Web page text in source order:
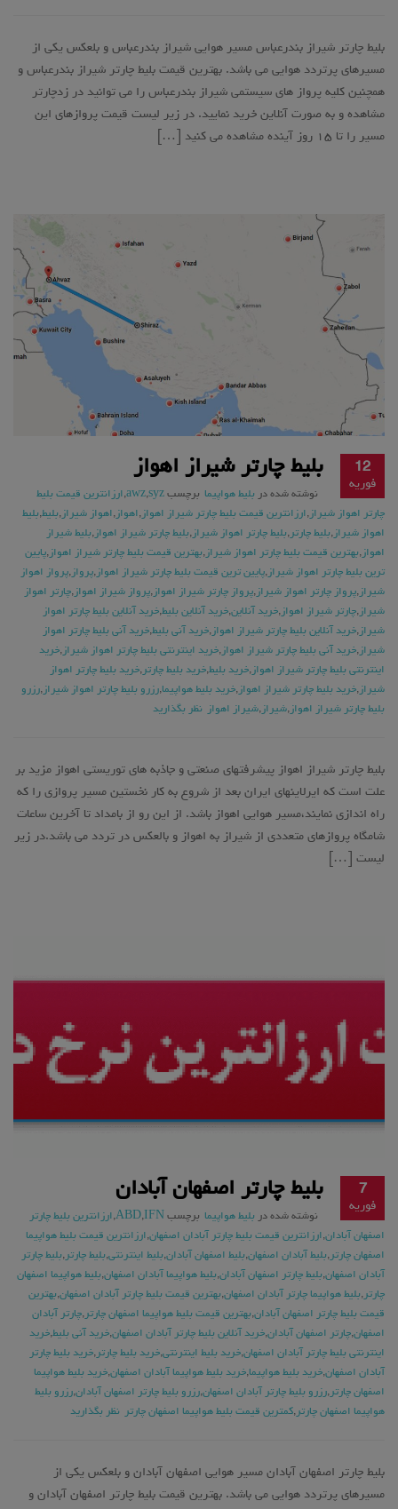
بلیط چارتر شیراز بندرعباس مسیر هوایی شیراز بندرعباس و بلعکس یکی از
مسیرهای پرتردد هوایی می باشد. بهترین قیمت بلیط چارتر شیراز بندرعباس و
همچنین کلیه پرواز های سیستمی شیراز بندرعباس را می توانید در زدچارتر
مشاهده و به صورت آنلاین خرید نمایید. در زیر لیست قیمت پروازهای این
مسیر را تا ۱۵ روز آینده مشاهده می کنید […]
12
فوریه
بلیط چارتر شیراز اهواز
نوشته شده در بلیط هواپیما برچسب awz,syz
,ارزانترین قیمت بلیط
چارتر اهواز شیراز ,ارزانترین قیمت بلیط چارتر شیراز اهواز ,اهواز ,اهواز شیراز ,بلیط,بلیط
اهواز شیراز ,بلیط چارتر ,بلیط چارتر اهواز شیراز ,بلیط چارتر شیراز اهواز ,بلیط شیراز
اهواز ,بهترین قیمت بلیط چارتر اهواز شیراز ,بهترین قیمت بلیط چارتر شیراز اهواز ,پایین
ترین بلیط چارتر اهواز شیراز ,پایین ترین قیمت بلیط چارتر شیراز اهواز ,پرواز ,پرواز اهواز
شیراز ,پرواز چارتر اهواز شیراز ,پرواز چارتر شیراز اهواز ,پرواز شیراز اهواز ,چارتر اهواز
شیراز ,چارتر شیراز اهواز ,خرید آنلاین,خرید آنلاین بلیط,خرید آنلاین بلیط چارتر اهواز
شیراز ,خرید آنلاین بلیط چارتر شیراز اهواز ,خرید آنی بلیط,خرید آنی بلیط چارتر اهواز
شیراز ,خرید آنی بلیط چارتر شیراز اهواز ,خرید اینترنتی بلیط چارتر اهواز شیراز ,خرید
اینترنتی بلیط چارتر شیراز اهواز ,خرید بلیط,خرید بلیط چارتر ,خرید بلیط چارتر اهواز
شیراز ,خرید بلیط چارتر شیراز اهواز ,خرید بلیط هواپیما,رزرو بلیط چارتر اهواز شیراز ,رزرو
بلیط چارتر شیراز اهواز ,شیراز ,شیراز اهواز نظر بگذارید
بلیط چارتر شیراز اهواز پیشرفتهای صنعتی و جاذبه های توریستی اهواز مزید بر
علت است که ایرلاینهای ایران بعد از شروع به کار نخستین مسیر پروازی را که
راه اندازی نمایند،مسیر هوایی اهواز باشد. از این رو از بامداد تا آخرین ساعات
شامگاه پروازهای متعددی از شیراز به اهواز و بالعکس در تردد می باشد.در زیر
لیست […]
7
فوریه
بلیط چارتر اصفهان آبادان
نوشته شده در بلیط هواپیما برچسب ABD,IFN
,ارزانترین بلیط چارتر
اصفهان آبادان,ارزانترین قیمت بلیط چارتر آبادان اصفهان,ارزانترین قیمت بلیط هواپیما
اصفهان چارتر ,بلیط آبادان اصفهان,بلیط اصفهان آبادان,بلیط اینترنتی,بلیط چارتر ,بلیط چارتر
آبادان اصفهان,بلیط چارتر اصفهان آبادان,بلیط هواپیما آبادان اصفهان,بلیط هواپیما اصفهان
چارتر ,بلیط هواپیما چارتر آبادان اصفهان,بهترین قیمت بلیط چارتر آبادان اصفهان,بهترین
قیمت بلیط چارتر اصفهان آبادان,بهترین قیمت بلیط هواپیما اصفهان چارتر ,چارتر آبادان
اصفهان,چارتر اصفهان آبادان,خرید آنلاین بلیط چارتر آبادان اصفهان,خرید آنی بلیط,خرید
اینترنتی بلیط چارتر آبادان اصفهان,خرید بلیط اینترنتی,خرید بلیط چارتر ,خرید بلیط چارتر
آبادان اصفهان,خرید بلیط هواپیما,خرید بلیط هواپیما آبادان اصفهان,خرید بلیط هواپیما
اصفهان چارتر ,رزرو بلیط چارتر آبادان اصفهان,رزرو بلیط چارتر اصفهان آبادان,رزرو بلیط
هواپیما اصفهان چارتر ,کمترین قیمت بلیط هواپیما اصفهان چارتر نظر بگذارید
بلیط چارتر اصفهان آبادان مسیر هوایی اصفهان آبادان و بلعکس یکی از
مسیرهای پرتردد هوایی می باشد. بهترین قیمت بلیط چارتر اصفهان آبادان و